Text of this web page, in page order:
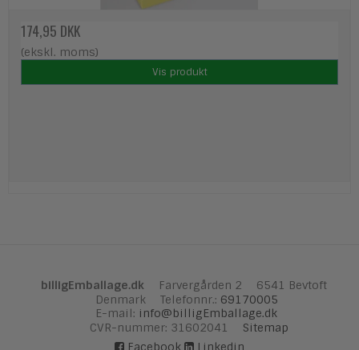
174,95 DKK
(ekskl. moms)
Vis produkt
billigEmballage.dk Farvergården 2
6541 Bevtoft
Denmark
Telefonnr.: 69170005
E-mail: info@billigEmballage.dk
CVR-nummer: 31602041
Sitemap
Facebook
Linkedin